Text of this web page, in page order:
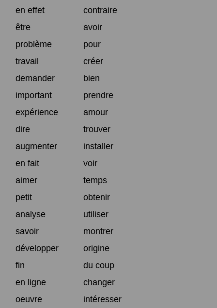
en effet
contraire
être
avoir
problème
pour
travail
créer
demander
bien
important
prendre
expérience
amour
dire
trouver
augmenter
installer
en fait
voir
aimer
temps
petit
obtenir
analyse
utiliser
savoir
montrer
développer
origine
fin
du coup
en ligne
changer
oeuvre
intéresser